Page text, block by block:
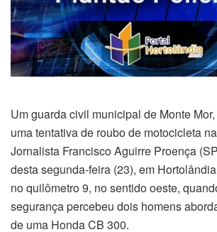
Um guarda civil municipal de Monte
uma tentativa de roubo de motocicleta
Jornalista Francisco Aguirre Proença
desta segunda-feira (23), em
no quilômetro 9, no sentido oeste,
segurança percebeu dois homens
de uma Honda CB 300.